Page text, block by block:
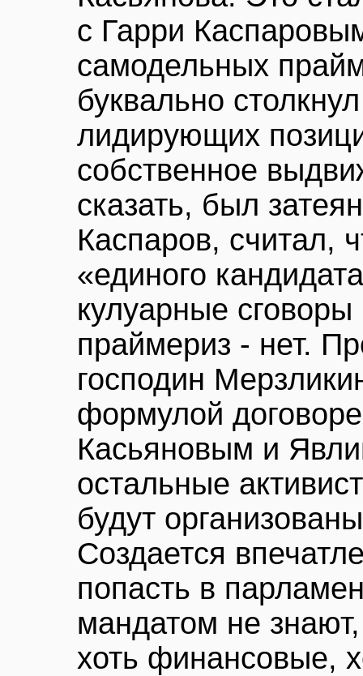
с Гарри
самодельных
буквально
лидирующих
собственное
сказать, был
Каспаров, считал,
«единого
кулуарные
праймериз - нет.
господин
формулой
Касьяновым и
остальные
будут
Создается
попасть в
мандатом не
хоть финансовые,